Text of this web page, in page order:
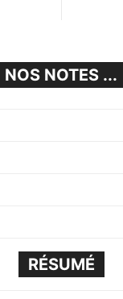
NOS NOTES ...
RÉSUMÉ